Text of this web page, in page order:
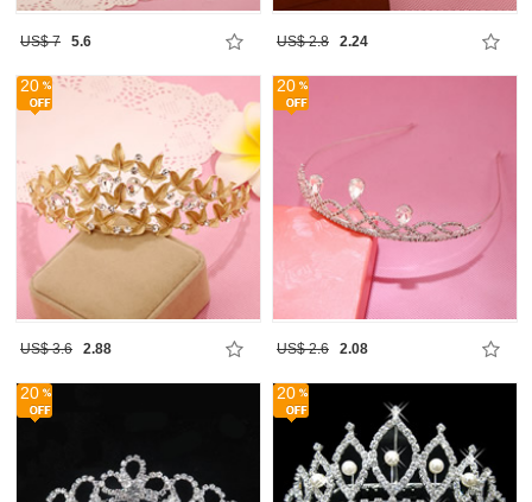
US$ 7 5.6 US$ 2.8 2.24
20
US$ 3.6 2.88
20
US$ 2.6 2.08
20 20